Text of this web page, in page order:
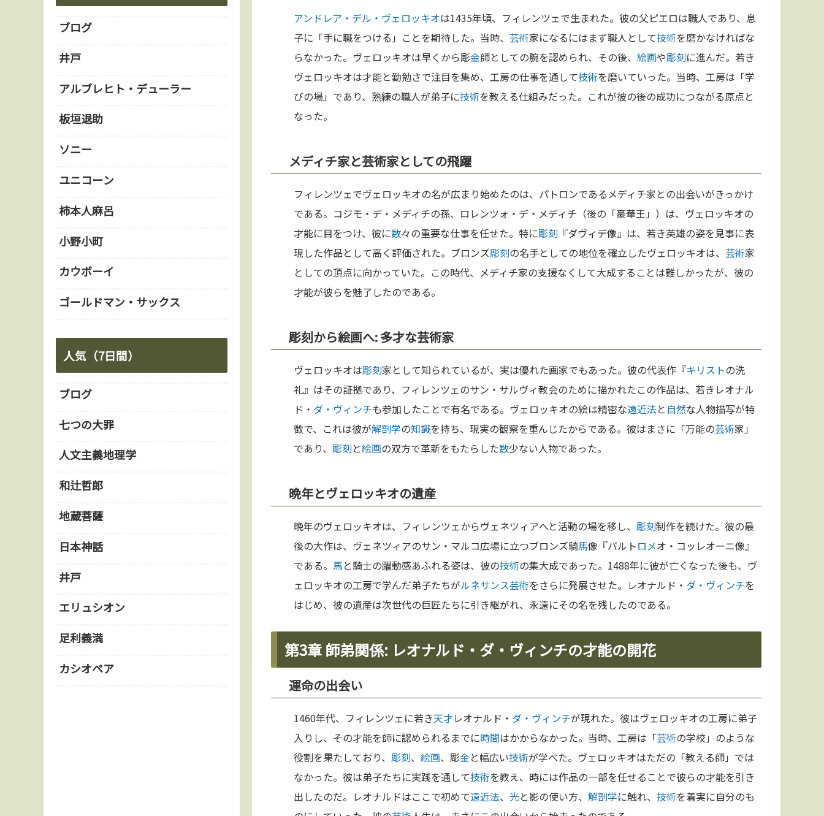
アンドレア・デル・ヴェロッキオは1435年頃、フィレンツェで生まれた。彼の父ピエロは職人であり、息
子に「手に職をつける」ことを期待した。当時、 芸術家になるにはまず職人として技術を磨かなければな
らなかった。ヴェロッキオは早くから彫金師としての腕を認められ、その後、 絵画や彫刻に進んだ。若き
ヴェロッキオは才能と勤勉さで注目を集め、工房の仕事を通して技術を磨いていった。当時、工房は「学
びの場」であり、熟練の職人が弟子に技術を教える仕組みだった。これが彼の後の成功につながる原点と
なった。
メディチ家と芸術家としての飛躍
フィレンツェでヴェロッキオの名が広まり始めたのは、パトロンであるメディチ家との出会いがきっかけ
である。コジモ・デ・メディチの孫、ロレンツォ・デ・メディチ（後の「豪華王」）は、ヴェロッキオの
才能に目をつけ、彼に数々の重要な仕事を任せた。特に彫刻 『ダヴィデ像』は、若き英雄の姿を見事に表
現した作品として高く評価された。ブロンズ彫刻の名手としての地位を確立したヴェロッキオは、 芸術家
としての頂点に向かっていた。この時代、メディチ家の支援なくして大成することは難しかったが、彼の
才能が彼らを魅了したのである。
彫刻から絵画へ: 多才な芸術家
ヴェロッキオは彫刻家として知られているが、実は優れた画家でもあった。彼の代表作『キリストの洗
礼』はその証拠であり、フィレンツェのサン・サルヴィ教会のために描かれたこの作品は、若きレオナル
ド・ ダ・ヴィンチも参加したことで有名である。ヴェロッキオの絵は精密な遠近法と 自然な人物描写が特
徴で、これは彼が解剖学の知識を持ち、現実の観察を重んじたからである。彼はまさに「万能の芸術家」
であり、 彫刻と絵画の双方で革新をもたらした数少ない人物であった。
晩年とヴェロッキオの遺産
晩年のヴェロッキオは、フィレンツェからヴェネツィアへと活動の場を移し、 彫刻制作を続けた。彼の最
後の大作は、ヴェネツィアのサン・マルコ広場に立つブロンズ騎馬像『バルトロメオ・コッレオーニ像』
である。 馬と騎士の躍動感あふれる姿は、彼の技術の集大成であった。1488年に彼が亡くなった後も、ヴ
ェロッキオの工房で学んだ弟子たちがルネサンス芸術をさらに発展させた。レオナルド・ ダ・ヴィンチを
はじめ、彼の遺産は次世代の巨匠たちに引き継がれ、永遠にその名を残したのである。
第3章 師弟関係: レオナルド・ダ・ヴィンチの才能の開花
運命の出会い
1460年代、フィレンツェに若き天才レオナルド・ ダ・ヴィンチが現れた。彼はヴェロッキオの工房に弟子
入りし、その才能を師に認められるまでに時間はかからなかった。当時、工房は「芸術の学校」のような
役割を果たしており、 彫刻、 絵画、彫金と幅広い技術が学べた。ヴェロッキオはただの「教える師」では
なかった。彼は弟子たちに実践を通して技術を教え、時には作品の一部を任せることで彼らの才能を引き
出したのだ。レオナルドはここで初めて遠近法、 光と影の使い方、 解剖学に触れ、 技術を着実に自分のも
ブログ
井戸
アルブレヒト・デューラー
板垣退助
ソニー
ユニコーン
柿本人麻呂
小野小町
カウボーイ
ゴールドマン・サックス
人気（7日間）
ブログ
七つの大罪
人文主義地理学
和辻哲郎
地蔵菩薩
日本神話
井戸
エリュシオン
足利義満
カシオペア